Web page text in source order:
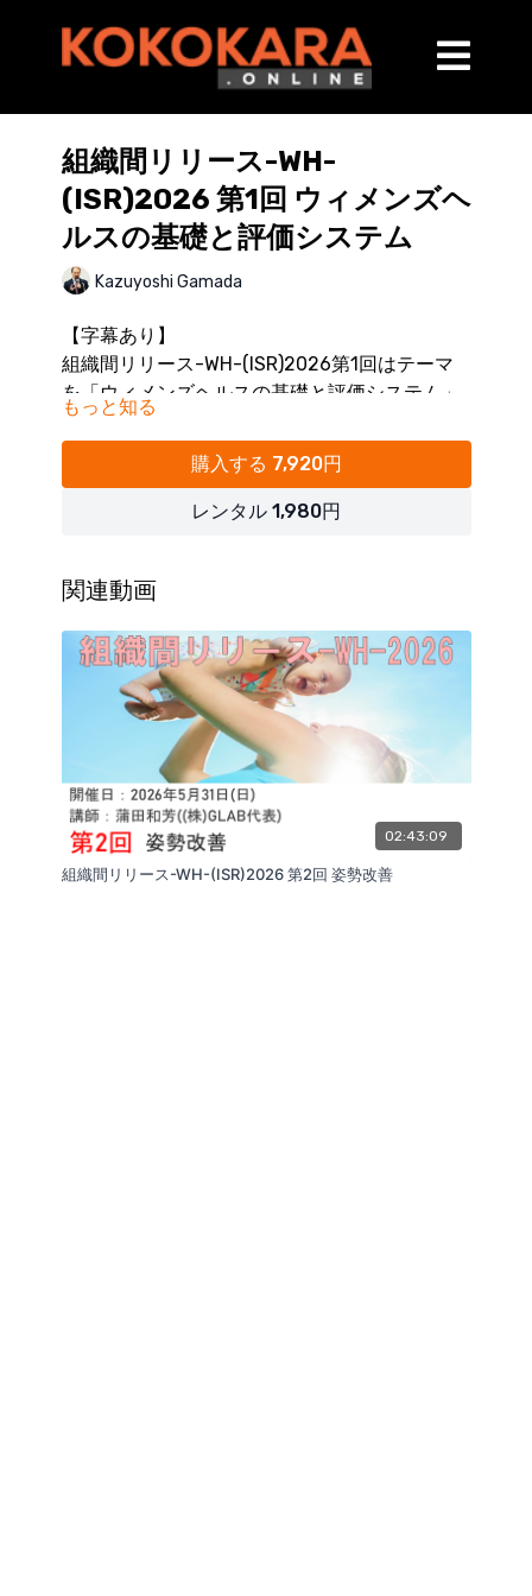
組織間リリース-WH-
(ISR)2026 第1回 ウィメンズヘ
ルスの基礎と評価システム
Kazuyoshi Gamada
【字幕あり】
組織間リリース-WH-(ISR)2026第1回はテーマ
を「ウィメンズヘルスの基礎と評価システム」
として女性の健康と運動機能の改善に特化した
精密徒手療法を学ぶ実技セミナーです。
QOLを著しく下げるこれらの不調に対し、医学
的根拠を持って介入できる知識と技術が学べま
の評価バッテリーまで、ウィメンズヘルスの土
基礎がなければ応用は効きません。
開催日：2026年4月26日（日）
※申し訳ございません。一部映像が乱れる箇所
がございます。
※受講者様の実技風景はカットしておりますの
が短くなる場合がございます。
（講師：蒲田和芳）
もっと知る
購入する 7,920円
レンタル 1,980円
関連動画
02:43:09
組織間リリース-WH-(ISR)2026 第2回 姿勢改善